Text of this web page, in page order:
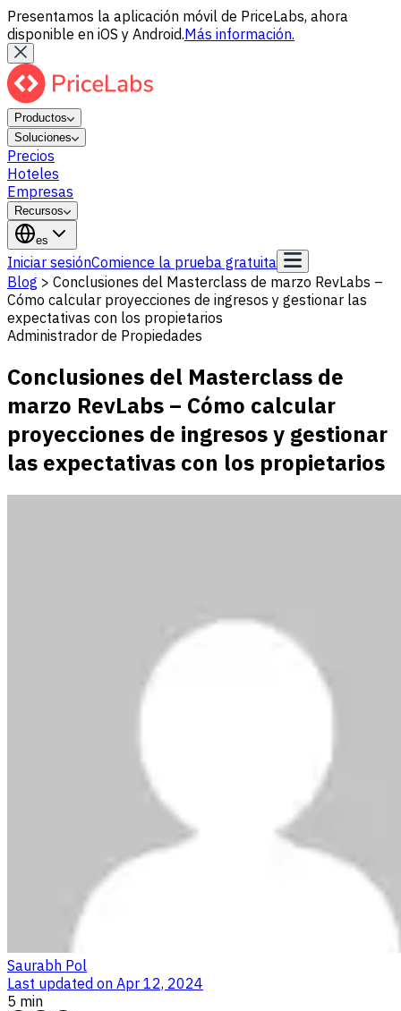
Presentamos la aplicación móvil de PriceLabs, ahora
disponible en iOS y Android.Más información.
Productos
Soluciones
Precios
Hoteles
Empresas
Recursos
es
Iniciar sesiónComience la prueba gratuita
Blog > Conclusiones del Masterclass de marzo RevLabs –
Cómo calcular proyecciones de ingresos y gestionar las
expectativas con los propietarios
Administrador de Propiedades
Conclusiones del Masterclass de
marzo RevLabs – Cómo calcular
proyecciones de ingresos y gestionar
las expectativas con los propietarios
Saurabh Pol
Last updated on Apr 12, 2024
5 min